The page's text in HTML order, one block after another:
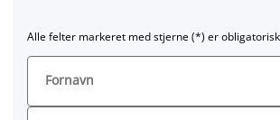
Alle felter markeret med stjerne (*) er
Fornavn